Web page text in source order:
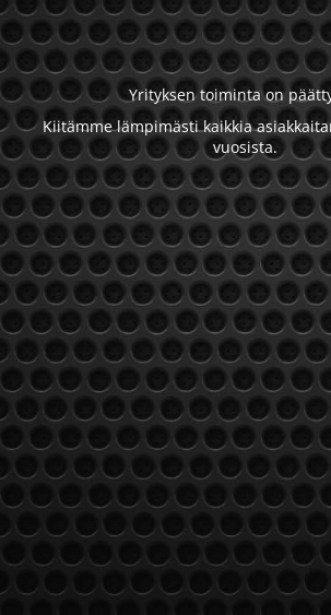
Yrityksen toiminta on
Kiitämme lämpimästi kaikkia
vuosista.